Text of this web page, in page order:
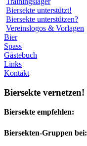
Biersekte unterstützt!
Biersekte unterstützen?
Vereinslogos & Vorlagen
Bier
Spass
Gästebuch
Links
Kontakt
Biersekte vernetzen!
Biersekte empfehlen:
Biersekten-Gruppen bei: